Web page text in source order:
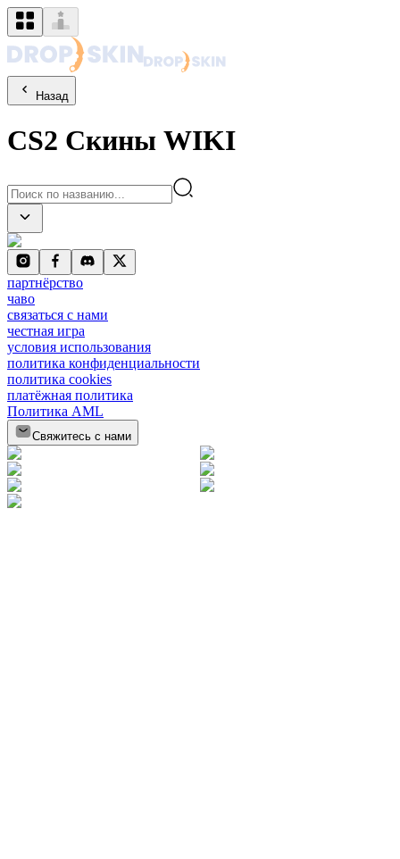
Назад
CS2 Скины WIKI
партнёрство
чаво
связаться с нами
честная игра
условия использования
политика конфиденциальности
политика cookies
платёжная политика
Политика AML
Свяжитесь с нами